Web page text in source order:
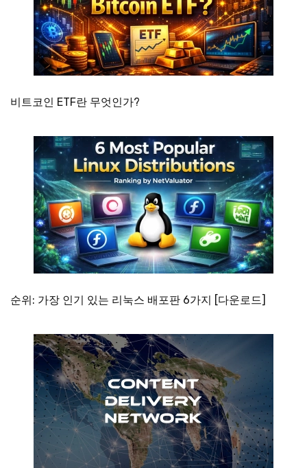
비트코인 ETF란 무엇인가?
순위: 가장 인기 있는 리눅스 배포판 6가지 [다운로드]